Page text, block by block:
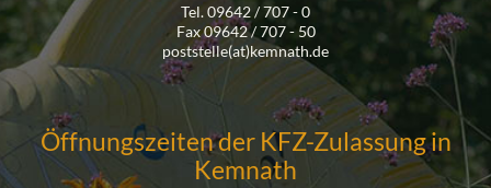
Tel. 09642 / 707 - 0
Fax 09642 / 707 - 50
poststelle(at)kemnath.de
Öffnungszeiten der KFZ-Zulassung in
Kemnath